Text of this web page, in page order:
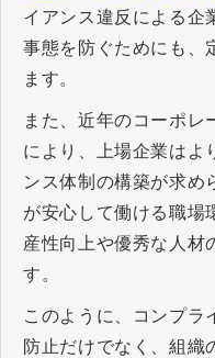
イアンス違反による企
事態を防ぐためにも、
ます。
また、近年のコーポレ
により、上場企業はよ
ンス体制の構築が求め
が安心して働ける職場
産性向上や優秀な人材
す。
このように、コンプラ
防止だけでなく、組織